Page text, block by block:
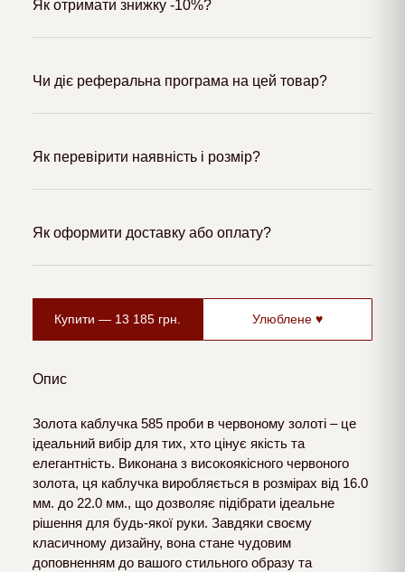
Як отримати знижку -10%?
Чи діє реферальна програма на цей товар?
Як перевірити наявність і розмір?
Як оформити доставку або оплату?
Купити — 13 185 грн. Улюблене ♥
Опис
Золота каблучка 585 проби в червоному золоті – це
ідеальний вибір для тих, хто цінує якість та
елегантність. Виконана з високоякісного червоного
золота, ця каблучка виробляється в розмірах від 16.0
мм. до 22.0 мм., що дозволяє підібрати ідеальне
рішення для будь-якої руки. Завдяки своєму
класичному дизайну, вона стане чудовим
доповненням до вашого стильного образу та